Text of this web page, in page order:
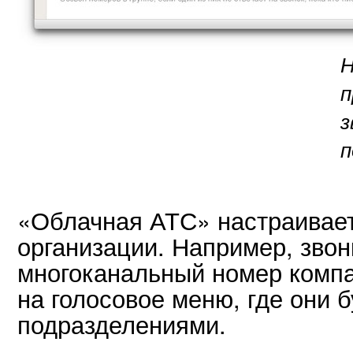
«Облачная АТС»
организации. Например,
многоканальный номер
на голосовое меню, где они
подразделениями.